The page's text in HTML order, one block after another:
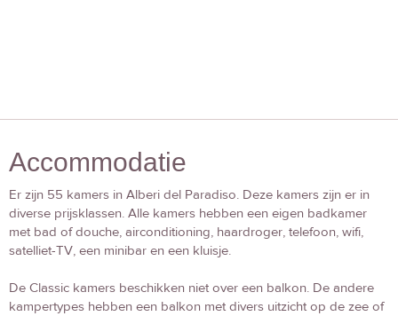
Accommodatie
Er zijn 55 kamers in Alberi del Paradiso. Deze kamers zijn er in
diverse prijsklassen. Alle kamers hebben een eigen badkamer
met bad of douche, airconditioning, haardroger, telefoon, wifi,
satelliet-TV, een minibar en een kluisje.
De Classic kamers beschikken niet over een balkon. De andere
kampertypes hebben een balkon met divers uitzicht op de zee of